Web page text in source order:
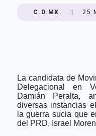
C.D.MX. 25
La candidata de
Delegacional en
Damián Peralta,
diversas instancias
la guerra sucia que
del PRD, Israel